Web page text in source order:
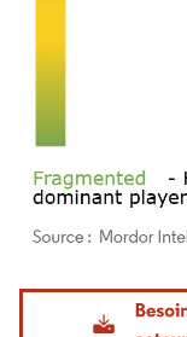
Image © Mordor